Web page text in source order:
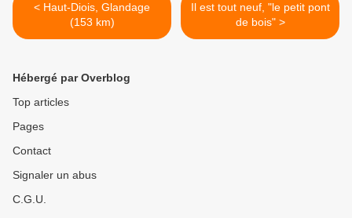
< Haut-Diois, Glandage
(153 km)
Il est tout neuf, "le petit pont
de bois" >
Hébergé par Overblog
Top articles
Pages
Contact
Signaler un abus
C.G.U.